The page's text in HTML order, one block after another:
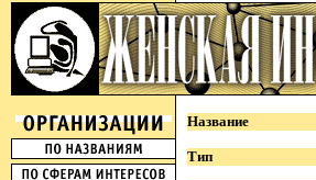
Название
Тип